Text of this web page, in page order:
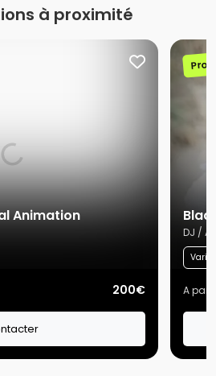
à proximité
Animation
200€
DJ /
A